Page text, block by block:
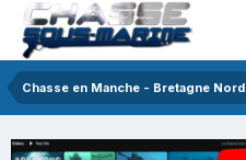
Chasse en Manche - Bretagne Nord